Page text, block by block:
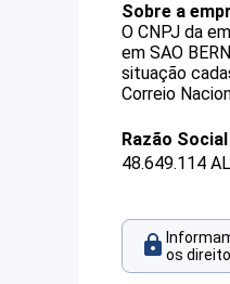
Sobre a
O CNPJ da
em SAO
situação
Correio
Razão Social
48.649.114
os